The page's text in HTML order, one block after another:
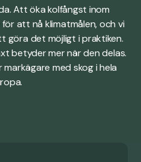
Att öka kolfångst inom
att nå klimatmålen, och vi
göra det möjligt i praktiken.
betyder mer när den delas.
med skog i hela